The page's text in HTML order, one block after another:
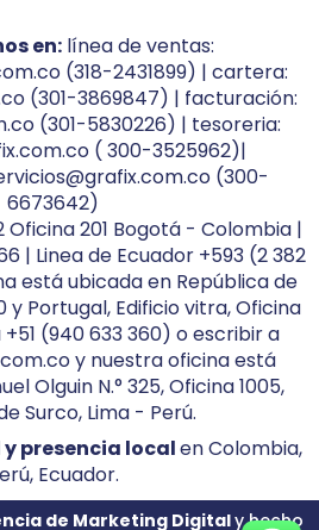
en: línea de ventas:
(318-2431899) | cartera:
(301-3869847) | facturación:
(301-5830226) | tesoreria:
( 300-3525962)|
(300-
6673642)
Oficina 201 Bogotá - Colombia |
| Linea de Ecuador +593 (2 382
está ubicada en República de
y Portugal, Edificio vitra, Oficina
+51 (940 633 360) o escribir a
y nuestra oficina está
Olguin N.° 325, Oficina 1005,
Surco, Lima - Perú.
presencia localen Colombia,
Ecuador.
de Marketing Digitaly hecho